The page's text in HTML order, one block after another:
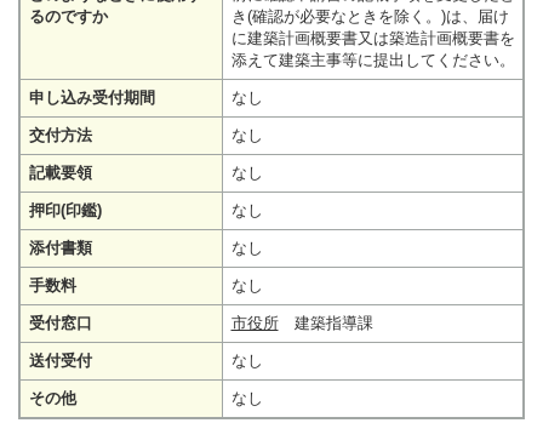
るのですか
き(確認が必要なときを除く。)は、届け
に建築計画概要書又は築造計画概要書を
添えて建築主事等に提出してください。
申し込み受付期間 なし
交付方法 なし
記載要領 なし
押印(印鑑) なし
添付書類 なし
手数料 なし
受付窓口 市役所建築指導課
送付受付 なし
その他 なし